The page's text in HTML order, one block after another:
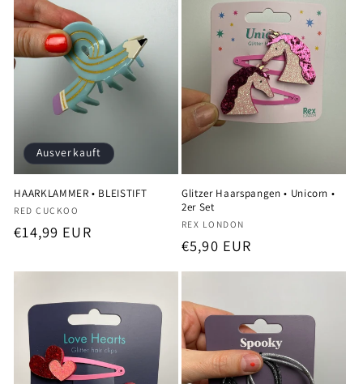
Ausverkauft
HAARKLAMMER • BLEISTIFT
Anbieter:
RED CUCKOO
Normaler
€14,99 EUR
Glitzer Haarspangen • Unicorn •
2er Set
Anbieter:
REX LONDON
Normaler
Preis
€5,90 EUR